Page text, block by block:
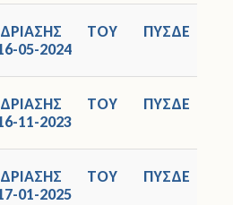
ΤΟΥ ΠΥΣΔΕ
05-2024
ΤΟΥ ΠΥΣΔΕ
11-2023
ΤΟΥ ΠΥΣΔΕ
01-2025